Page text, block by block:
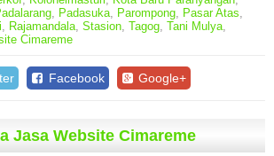
, Padasuka, Parompong, Pasar Atas,
, Rajamandala, Stasion, Tagog, Tani Mulya,
Cimareme
Facebook Google+
Jasa Website Cimareme